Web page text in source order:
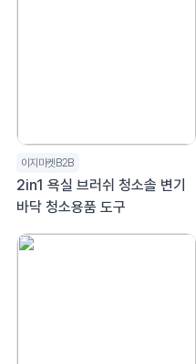
이지마켓B2B
2in1 욕실 브러쉬 청소솔 변기
바닥 청소용품 도구